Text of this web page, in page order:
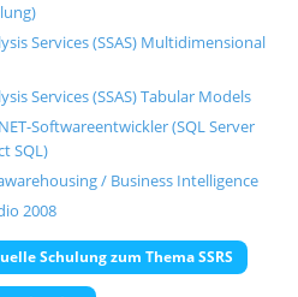
Services (SSAS) Multidimensional
Services (SSAS) Tabular Models
Softwareentwickler (SQL Server
SQL)
/ Business Intelligence
2008
Schulung zum Thema SSRS